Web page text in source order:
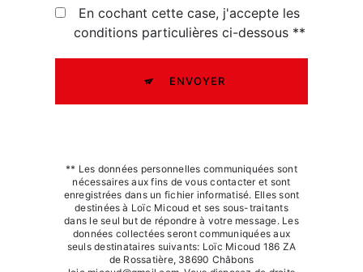
En cochant cette case, j'accepte les
conditions particulières ci-dessous **
ENVOYER
** Les données personnelles communiquées sont
nécessaires aux fins de vous contacter et sont
enregistrées dans un fichier informatisé. Elles sont
destinées à Loïc Micoud et ses sous-traitants
dans le seul but de répondre à votre message. Les
données collectées seront communiquées aux
seuls destinataires suivants: Loïc Micoud 186 ZA
de Rossatière, 38690 Châbons